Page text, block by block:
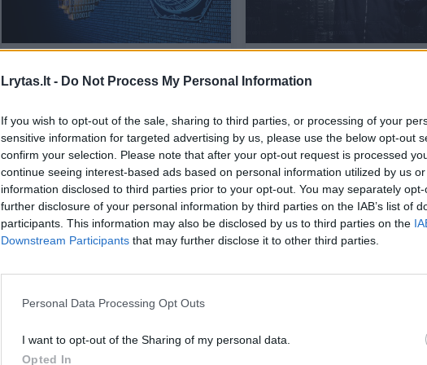
Lrytas.lt - Do Not Process My Personal Information
If you wish to opt-out of the sale, sharing to third parties, or processing of your
sensitive information for targeted advertising by us, please use the below opt-out
confirm your selection. Please note that after your opt-out request is processed
continue seeing interest-based ads based on personal information utilized by us
information disclosed to third parties prior to your opt-out. You may separately
further disclosure of your personal information by third parties on the IAB’s list of
participants. This information may also be disclosed by us to third parties on the
Downstream Participants that may further disclose it to other third parties.
Personal Data Processing Opt Outs
I want to opt-out of the Sharing of my personal data.
Opted In
metais: tendencijas diktavo
Mokslas ir IT
pagrobė 20 terabaitų
duomenų – dar ir atliko
„valymą“
Mokslas ir IT 2022-03-15
1